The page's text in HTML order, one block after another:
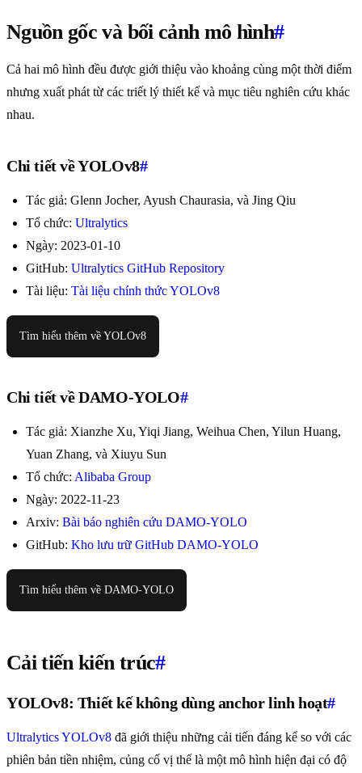
Nguồn gốc và bối cảnh mô hình#
Cả hai mô hình đều được giới thiệu vào khoảng cùng một thời điểm
nhưng xuất phát từ các triết lý thiết kế và mục tiêu nghiên cứu khác
nhau.
Chi tiết về YOLOv8#
Tác giả: Glenn Jocher, Ayush Chaurasia, và Jing Qiu
Tổ chức: Ultralytics
Ngày: 2023-01-10
GitHub: Ultralytics GitHub Repository
Tài liệu: Tài liệu chính thức YOLOv8
Tìm hiểu thêm về YOLOv8
Chi tiết về DAMO-YOLO#
Tác giả: Xianzhe Xu, Yiqi Jiang, Weihua Chen, Yilun Huang,
Yuan Zhang, và Xiuyu Sun
Tổ chức: Alibaba Group
Ngày: 2022-11-23
Arxiv: Bài báo nghiên cứu DAMO-YOLO
GitHub: Kho lưu trữ GitHub DAMO-YOLO
Tìm hiểu thêm về DAMO-YOLO
Cải tiến kiến trúc#
YOLOv8: Thiết kế không dùng anchor linh hoạt#
Ultralytics YOLOv8 đã giới thiệu những cải tiến đáng kể so với các
phiên bản tiền nhiệm, củng cố vị thế là một mô hình hiện đại có độ